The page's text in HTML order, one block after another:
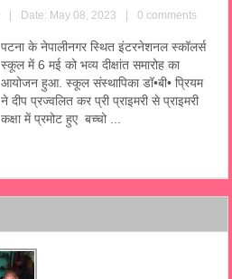
Date: May 08, 2023 0 comments
पटना के नेपालीनगर स्थित इंटरनेशनल स्कॉलर्स
स्कूल में 6 मई को भव्य दीक्षांत समारोह का
आयोजन हुआ. स्कूल संस्थापिका डॉ•बी• प्रियम
ने दीप प्रज्वलित कर प्री प्राइमरी से प्राइमरी
कक्षा में प्रमोट हुए बच्चो ...